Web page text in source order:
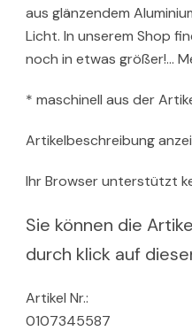
aus glänzendem
Licht. In unserem Shop
noch in etwas größer!…
* maschinell aus der
Artikelbeschreibung
Ihr Browser unterstützt
Sie können die
durch klick auf
Artikel Nr.:
0107345587